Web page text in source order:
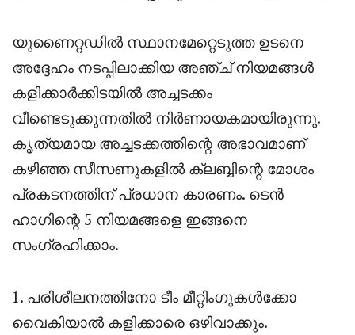
യുണൈറ്റഡിൽ സ്ഥാനമേറ്റെടുത്ത ഉടനെ
അദ്ദേഹം നടപ്പിലാക്കിയ അഞ്ച് നിയമങ്ങൾ
കളിക്കാർക്കിടയിൽ അച്ചടക്കം
വീണ്ടെടുക്കുന്നതിൽ നിർണായകമായിരുന്നു.
കൃത്യമായ അച്ചടക്കത്തിന്റെ അഭാവമാണ്
കഴിഞ്ഞ സീസണുകളിൽ ക്ലബ്ബിന്റെ മോശം
പ്രകടനത്തിന് പ്രധാന കാരണം. ടെൻ
ഹാഗിന്റെ 5 നിയമങ്ങളെ ഇങ്ങനെ
സംഗ്രഹിക്കാം.
1. പരിശീലനത്തിനോ ടീം മീറ്റിംഗുകൾക്കോ ​​
വൈകിയാൽ കളിക്കാരെ ഒഴിവാക്കും.